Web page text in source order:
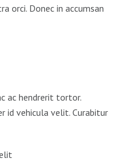
orci. Donec in accumsan
ac hendrerit tortor.
id vehicula velit. Curabitur